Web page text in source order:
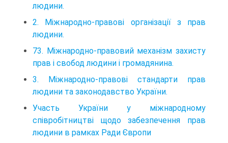
людини.
2. Міжнародно-правові організації з прав
людини.
73. Міжнародно-правовий механізм захисту
прав і свобод людини і громадянина.
3. Міжнародно-правові стандарти прав
людини та законодавство України.
Участь України у міжнародному
співробітництві щодо забезпечення прав
людини в рамках Ради Європи